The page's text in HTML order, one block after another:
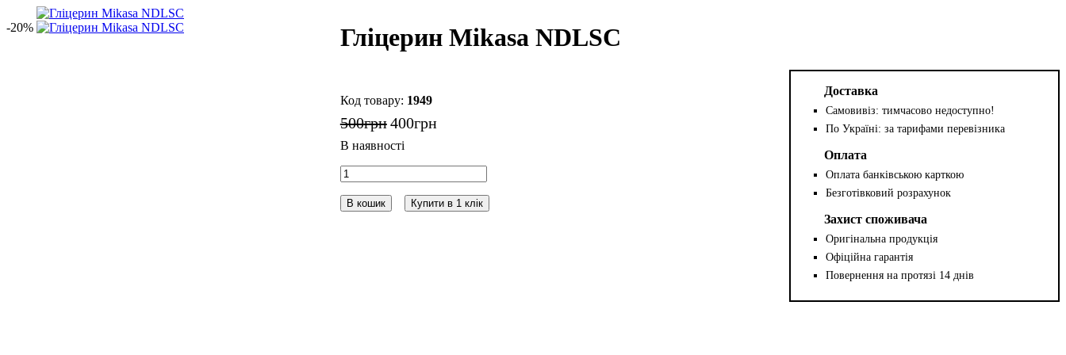
-20% Гліцерин Mikasa NDLSC
1949
500грн400грн
В кошик Купити в 1 клік
Доставка
Самовивіз: тимчасово недоступно!
По Україні: за тарифами перевізника
Оплата
Оплата банківською карткою
Безготівковий розрахунок
Захист споживача
Оригінальна продукція
Офіційна гарантія
Повернення на протязі 14 днів